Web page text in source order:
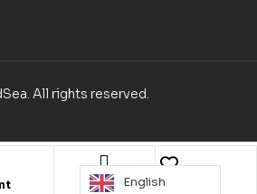
Search Wishlist
All rights reserved.
English